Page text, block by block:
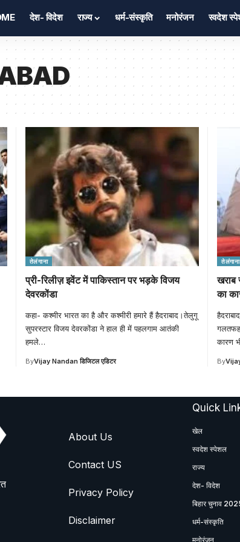
देश- विदेश राज्य धर्म-संस्कृति मनोरंजन स्वदेश
तेलंगाना
प्री-रिलीज़ इवेंट में पाकिस्तान पर भड़के विजय
देवरकोंडा
कहा- कश्मीर भारत का है और कश्मीरी हमारे हैं हैदराबाद।तेलुगू
सुपरस्टार विजय देवरकोंडा ने हाल ही में पहलगाम आतंकी
हमले…
ByVijay Nandan डिजिटल एडिटर
तेलंगाना
खराब
का
कारण
By
About Us
Contact US
Privacy Policy
Disclaimer
Quick
खेल
स्वदेश स्पेशल
राज्य
देश- विदेश
बिहार चुनाव
धर्म-संस्कृति
मनोरंजन